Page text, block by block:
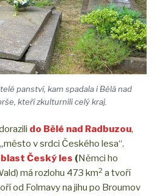
panství, kam spadala i Bělá nad
kteří zkulturnili celý kraj.
do Bělé nad Radbuzou,
v srdci Českého lesa“.
Český les (Němci ho
má rozlohu 473 km2 a tvoří
od Folmavy na jihu po Broumov